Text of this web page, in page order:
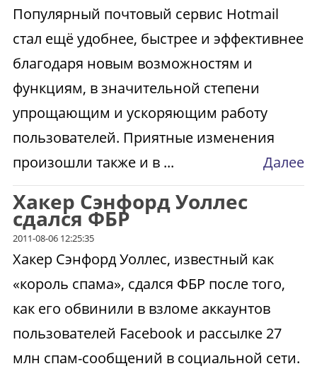
Популярный почтовый сервис Hotmail
стал ещё удобнее, быстрее и эффективнее
благодаря новым возможностям и
функциям, в значительной степени
упрощающим и ускоряющим работу
пользователей. Приятные изменения
произошли также и в ...
Далее
Хакер Сэнфорд Уоллес
сдался ФБР
2011-08-06 12:25:35
Хакер Сэнфорд Уоллес, известный как
«король спама», сдался ФБР после того,
как его обвинили в взломе аккаунтов
пользователей Facebook и рассылке 27
млн спам-сообщений в социальной сети.